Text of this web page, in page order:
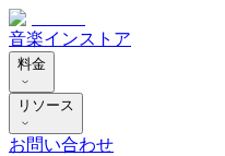
音楽インストア
料金
リソース
お問い合わせ